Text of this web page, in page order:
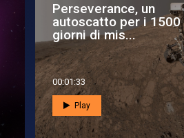
Con Vega C e
1C l’Italia è di nuovo
orbita
00:08:40
Play